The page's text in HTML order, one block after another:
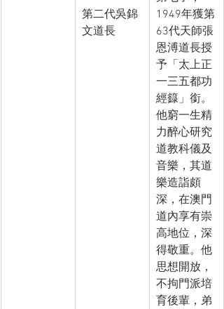
第二代吳錦
文道長
1949年獲第
63代天師張
恩溥道長授
予「太上正
一三五都功
經籙」銜。
他窮一生精
力醉心研究
道教科儀及
音樂，其道
樂造詣頗
深，在澳門
道內享有崇
高地位，深
得敬重。他
思想開放，
不拘門派培
育後輩，弟